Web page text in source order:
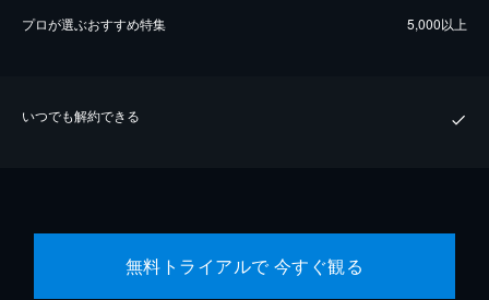
プロが選ぶおすすめ特集 5,000以上
いつでも解約できる
無料トライアルで 今すぐ観る